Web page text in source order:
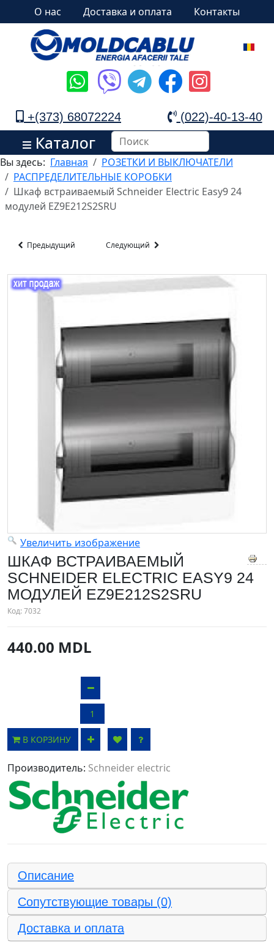
О нас Доставка и оплата Контакты
+(373) 68072224 (022)-40-13-40
Каталог
Вы здесь: Главная
РОЗЕТКИ И ВЫКЛЮЧАТЕЛИ
РАСПРЕДЕЛИТЕЛЬНЫЕ КОРОБКИ
Шкаф встраиваемый Schneider Electric Easy9 24
модулей EZ9E212S2SRU
Предыдущий Следующий
Увеличить изображение
ШКАФ ВСТРАИВАЕМЫЙ
SCHNEIDER ELECTRIC EASY9 24
МОДУЛЕЙ EZ9E212S2SRU
Код:7032
440.00 MDL
В КОРЗИНУ
Производитель: Schneider electric
Описание
Сопутствующие товары (0)
Доставка и оплата